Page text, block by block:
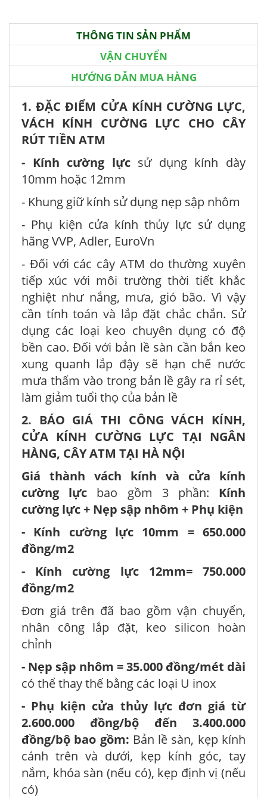
THÔNG TIN SẢN PHẨM
VẬN CHUYỂN
HƯỚNG DẪN MUA HÀNG
1. ĐẶC ĐIỂM CỬA KÍNH CƯỜNG LỰC,
VÁCH KÍNH CƯỜNG LỰC CHO CÂY
RÚT TIỀN ATM
- Kính cường lực sử dụng kính dày
10mm hoặc 12mm
- Khung giữ kính sử dụng nẹp sập nhôm
- Phụ kiện cửa kính thủy lực sử dụng
hãng VVP, Adler, EuroVn
- Đối với các cây ATM do thường xuyên
tiếp xúc với môi trường thời tiết khắc
nghiệt như nắng, mưa, gió bão. Vì vậy
cần tính toán và lắp đặt chắc chắn. Sử
dụng các loại keo chuyên dụng có độ
bền cao. Đối với bản lề sàn cần bắn keo
xung quanh lắp đậy sẽ hạn chế nước
mưa thấm vào trong bản lề gây ra rỉ sét,
làm giảm tuổi thọ của bản lề
2. BÁO GIÁ THI CÔNG VÁCH KÍNH,
CỬA KÍNH CƯỜNG LỰC TẠI NGÂN
HÀNG, CÂY ATM TẠI HÀ NỘI
Giá thành vách kính và cửa kính
cường lực bao gồm 3 phần: Kính
cường lực + Nẹp sập nhôm + Phụ kiện
- Kính cường lực 10mm = 650.000
đồng/m2
- Kính cường lực 12mm= 750.000
đồng/m2
Đơn giá trên đã bao gồm vận chuyển,
nhân công lắp đặt, keo silicon hoàn
chỉnh
- Nẹp sập nhôm = 35.000 đồng/mét dài
có thể thay thế bằng các loại U inox
- Phụ kiện cửa thủy lực đơn giá từ
2.600.000 đồng/bộ đến 3.400.000
đồng/bộ bao gồm: Bản lề sàn, kẹp kính
cánh trên và dưới, kẹp kính góc, tay
nắm, khóa sàn (nếu có), kẹp định vị (nếu
có)